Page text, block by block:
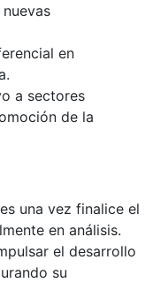
en
a sectores
de la
una vez finalice el
en análisis.
el desarrollo
su